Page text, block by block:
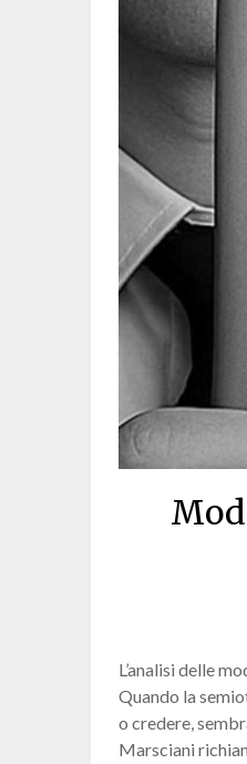
L’analisi delle
Quando la
o credere,
Marsciani